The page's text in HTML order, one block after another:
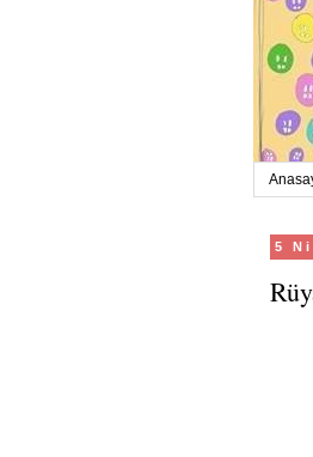
5